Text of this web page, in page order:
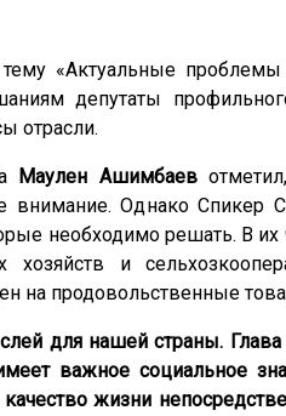
«Актуальные
депутаты
отрасли.
Маулен Ашимбаев
внимание. Однако Спикер
необходимо решать. В
и
на продовольственные
для нашей страны. Глава
важное социальное
жизни